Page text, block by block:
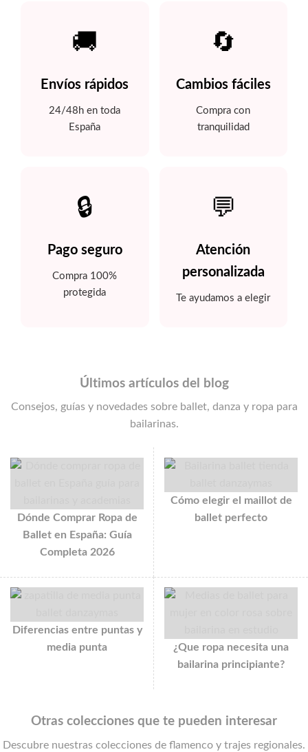
🚚
Envíos rápidos
24/48h en toda
España
🔄
Cambios fáciles
Compra con
tranquilidad
🔒
Pago seguro
Compra 100%
protegida
💬
Atención
personalizada
Te ayudamos a elegir
Últimos artículos del blog
Consejos, guías y novedades sobre ballet, danza y ropa para
bailarinas.
Dónde Comprar Ropa de
Ballet en España: Guía
Completa 2026
Cómo elegir el maillot de
ballet perfecto
Diferencias entre puntas y
media punta
¿Que ropa necesita una
bailarina principiante?
Otras colecciones que te pueden interesar
Descubre nuestras colecciones de flamenco y trajes regionales.